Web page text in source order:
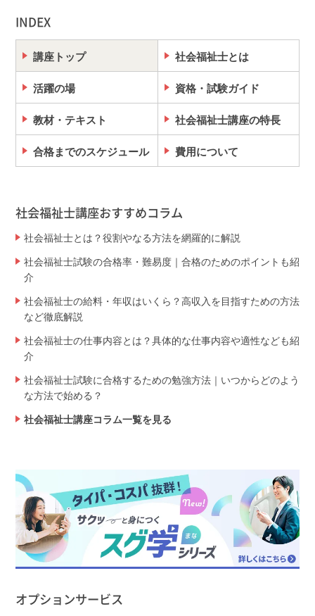
INDEX
講座トップ 社会福祉士とは
活躍の場 資格・試験ガイド
教材・テキスト 社会福祉士講座の特長
合格までのスケジュール 費用について
社会福祉士講座おすすめコラム
社会福祉士とは？役割やなる方法を網羅的に解説
社会福祉士試験の合格率・難易度｜合格のためのポイントも紹
介
社会福祉士の給料・年収はいくら？高収入を目指すための方法
など徹底解説
社会福祉士の仕事内容とは？具体的な仕事内容や適性なども紹
介
社会福祉士試験に合格するための勉強方法｜いつからどのよう
な方法で始める？
社会福祉士講座コラム一覧を見る
オプションサービス